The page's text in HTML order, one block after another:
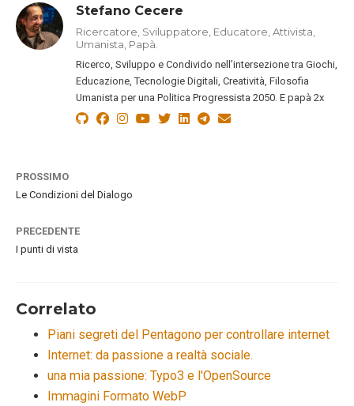
Stefano Cecere
Ricercatore, Sviluppatore, Educatore, Attivista,
Umanista, Papà.
Ricerco, Sviluppo e Condivido nell’intersezione tra Giochi,
Educazione, Tecnologie Digitali, Creatività, Filosofia
Umanista per una Politica Progressista 2050. E papà 2x
PROSSIMO
Le Condizioni del Dialogo
PRECEDENTE
I punti di vista
Correlato
Piani segreti del Pentagono per controllare internet
Internet: da passione a realtà sociale.
una mia passione: Typo3 e l'OpenSource
Immagini Formato WebP